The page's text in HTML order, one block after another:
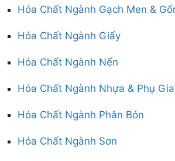
Hóa Chất Ngành Gạch Men &
Hóa Chất Ngành Giấy
Hóa Chất Ngành Nến
Hóa Chất Ngành Nhựa & Phụ
Hóa Chất Ngành Phân Bón
Hóa Chất Ngành Sơn